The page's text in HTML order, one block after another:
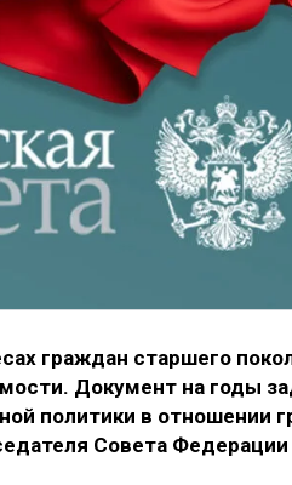
граждан старшего
Документ на годы
политики в отношении
Совета Федерации